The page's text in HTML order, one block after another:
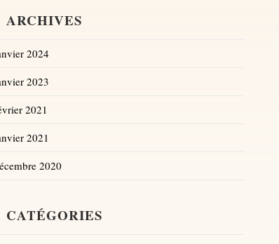
ARCHIVES
2024
2023
2021
2021
2020
CATÉGORIES